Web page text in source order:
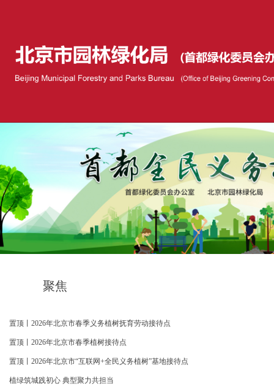
聚焦
置顶丨2026年北京市春季义务植树抚育劳动接待点
置顶丨2026年北京市春季植树接待点
置顶丨2026年北京市“互联网+全民义务植树”基地接待点
植绿筑城践初心 典型聚力共担当